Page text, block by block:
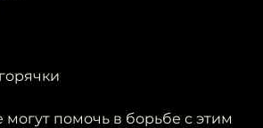
могут помочь в борьбе с этим